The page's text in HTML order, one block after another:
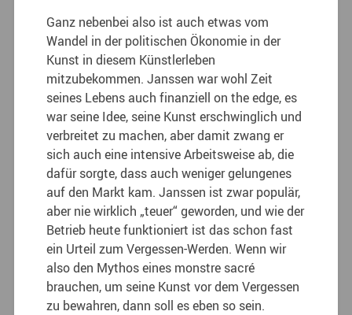
Ganz nebenbei also ist auch etwas vom
Wandel in der politischen Ökonomie in der
Kunst in diesem Künstlerleben
mitzubekommen. Janssen war wohl Zeit
seines Lebens auch finanziell on the edge, es
war seine Idee, seine Kunst erschwinglich und
verbreitet zu machen, aber damit zwang er
sich auch eine intensive Arbeitsweise ab, die
dafür sorgte, dass auch weniger gelungenes
auf den Markt kam. Janssen ist zwar populär,
aber nie wirklich „teuer“ geworden, und wie der
Betrieb heute funktioniert ist das schon fast
ein Urteil zum Vergessen-Werden. Wenn wir
also den Mythos eines monstre sacré
brauchen, um seine Kunst vor dem Vergessen
zu bewahren, dann soll es eben so sein.